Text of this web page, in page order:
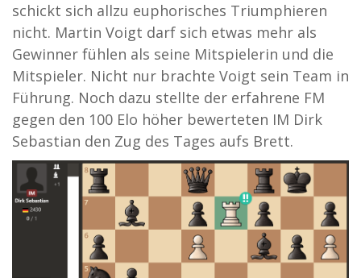
schickt sich allzu euphorisches Triumphieren
nicht. Martin Voigt darf sich etwas mehr als
Gewinner fühlen als seine Mitspielerin und die
Mitspieler. Nicht nur brachte Voigt sein Team in
Führung. Noch dazu stellte der erfahrene FM
gegen den 100 Elo höher bewerteten IM Dirk
Sebastian den Zug des Tages aufs Brett.